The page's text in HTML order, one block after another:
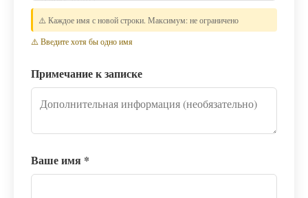
⚠️ Каждое имя с новой строки. Максимум: не ограничено
⚠️ Введите хотя бы одно имя
Примечание к записке
Ваше имя *